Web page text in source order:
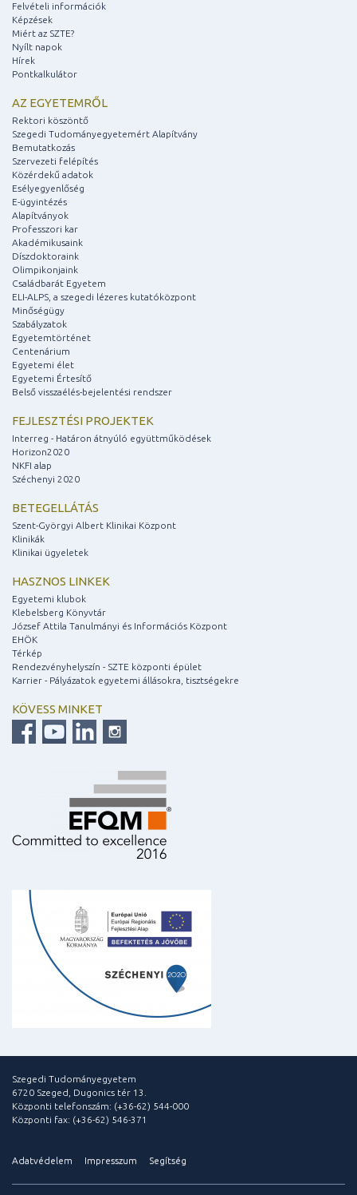
Felvételi információk
Képzések
Miért az SZTE?
Nyílt napok
Hírek
Pontkalkulátor
AZ EGYETEMRŐL
Rektori köszöntő
Szegedi Tudományegyetemért Alapítvány
Bemutatkozás
Szervezeti felépítés
Közérdekű adatok
Esélyegyenlőség
E-ügyintézés
Alapítványok
Professzori kar
Akadémikusaink
Díszdoktoraink
Olimpikonjaink
Családbarát Egyetem
ELI-ALPS, a szegedi lézeres kutatóközpont
Minőségügy
Szabályzatok
Egyetemtörténet
Centenárium
Egyetemi élet
Egyetemi Értesítő
Belső visszaélés-bejelentési rendszer
FEJLESZTÉSI PROJEKTEK
Interreg - Határon átnyúló együttműködések
Horizon2020
NKFI alap
Széchenyi 2020
BETEGELLÁTÁS
Szent-Györgyi Albert Klinikai Központ
Klinikák
Klinikai ügyeletek
HASZNOS LINKEK
Egyetemi klubok
Klebelsberg Könyvtár
József Attila Tanulmányi és Információs Központ
EHÖK
Térkép
Rendezvényhelyszín - SZTE központi épület
Karrier - Pályázatok egyetemi állásokra, tisztségekre
KÖVESS MINKET
Szegedi Tudományegyetem
6720 Szeged, Dugonics tér 13.
Központi telefonszám: (+36-62) 544-000
Központi fax: (+36-62) 546-371
Adatvédelem Impresszum Segítség